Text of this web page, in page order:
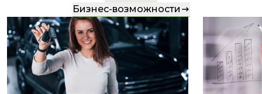
Бизнес-возможности